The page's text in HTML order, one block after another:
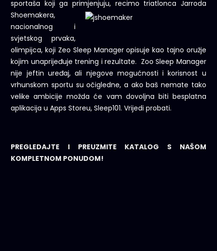
sportaša koji ga primjenjuju, recimo triatlonca Jarroda
Shoemakera,
nacionalnog i
svjetskog prvaka,
olimpijca, koji Zeo Sleep Manager opisuje kao tajno oružje
kojim unaprijeđuje trening i rezultate. Zoo Sleep Manager
nije jeftin uređaj, ali njegove mogućnosti i korisnost u
vrhunskom sportu su očigledne, a ako baš nemate tako
velike ambicije možda će vam dovoljna biti besplatna
aplikacija u Apps Storeu, Sleep101. Vrijedi probati.
PREGLEDAJTE I PREUZMITE KATALOG S NAŠOM
KOMPLETNOM PONUDOM!